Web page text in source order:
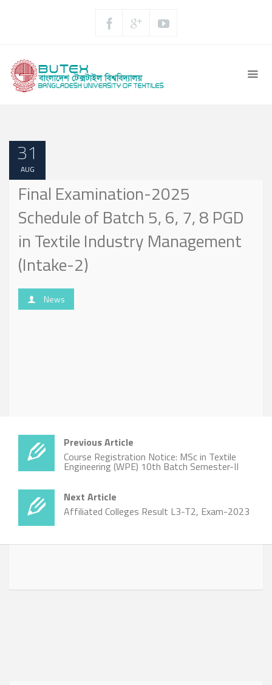
31
AUG
Final Examination-2025
Schedule of Batch 5, 6, 7, 8 PGD
in Textile Industry Management
(Intake-2)
News
Previous Article
Course Registration Notice: MSc in Textile
Engineering (WPE) 10th Batch Semester-II
Next Article
Affiliated Colleges Result L3-T2, Exam-2023